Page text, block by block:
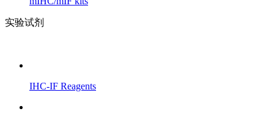
实验试剂
IHC-IF Reagents